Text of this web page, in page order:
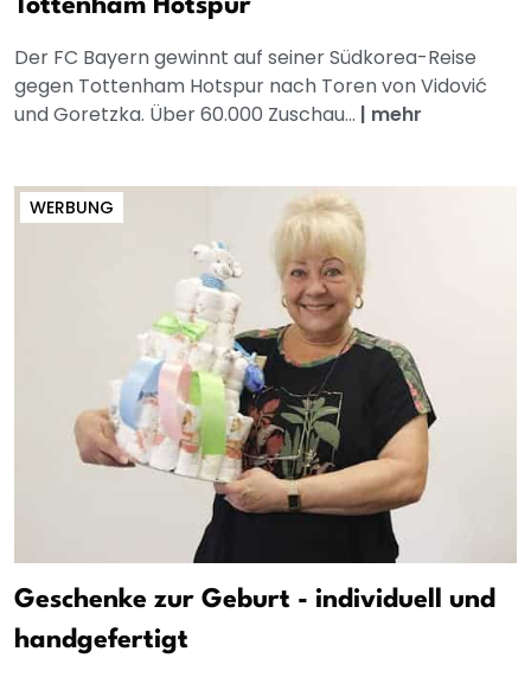
Tottenham Hotspur
Der FC Bayern gewinnt auf seiner Südkorea-Reise
gegen Tottenham Hotspur nach Toren von Vidović
und Goretzka. Über 60.000 Zuschau... | mehr
WERBUNG
Geschenke zur Geburt - individuell und
handgefertigt